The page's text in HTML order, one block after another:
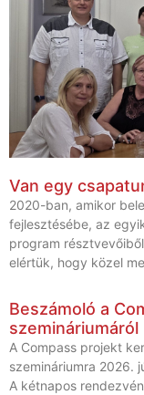
Van egy
2020-ban, amikor
fejlesztésébe, az
program
elértük, hogy közel
Beszámoló a
szemináriumáról
A Compass projekt
szemináriumra 2026.
A kétnapos